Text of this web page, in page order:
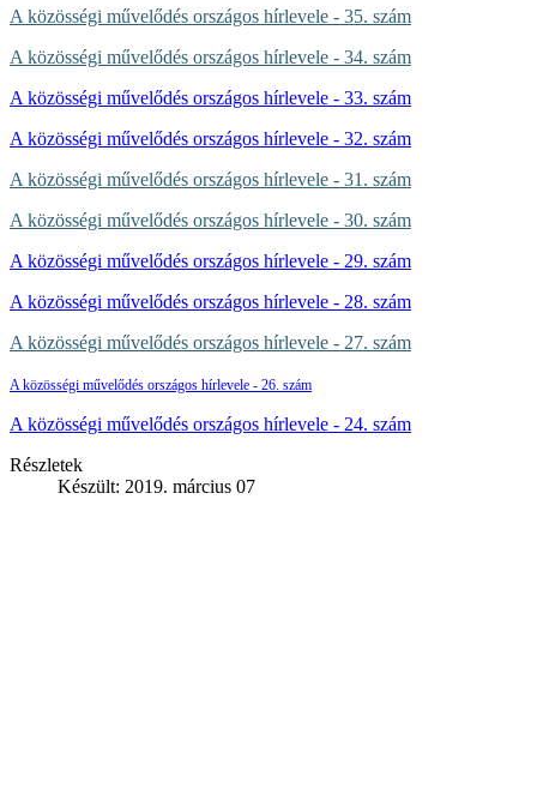
A közösségi művelődés országos hírlevele - 35. szám
A közösségi művelődés országos hírlevele - 34. szám
A közösségi művelődés országos hírlevele - 33. szám
A közösségi művelődés országos hírlevele - 32. szám
A közösségi művelődés országos hírlevele - 31. szám
A közösségi művelődés országos hírlevele - 30. szám
A közösségi művelődés országos hírlevele - 29. szám
A közösségi művelődés országos hírlevele - 28. szám
A közösségi művelődés országos hírlevele - 27. szám
A közösségi művelődés országos hírlevele - 26. szám
A közösségi művelődés országos hírlevele - 24. szám
Részletek
Készült: 2019. március 07